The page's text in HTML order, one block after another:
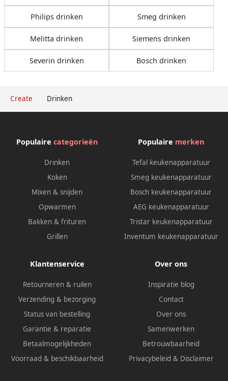
Create Drinken
Philips drinken Smeg drinken
Melitta drinken Siemens drinken
Severin drinken Bosch drinken
Populaire categorieën
Drinken
Koken
Mixen & snijden
Opwarmen
Bakken & frituren
Grillen
Populaire merken
Tefal keukenapparatuur
Smeg keukenapparatuur
Bosch keukenapparatuur
AEG keukenapparatuur
Tristar keukenapparatuur
Inventum keukenapparatuur
Klantenservice
Retourneren & ruilen
Verzending & bezorging
Status van bestelling
Garantie & reparatie
Betaalmogelijkheden
Voorraad & beschikbaarheid
Over ons
Inspiratie blog
Contact
Over ons
Samenwerken
Betrouwbaarheid
Privacybeleid & Disclaimer